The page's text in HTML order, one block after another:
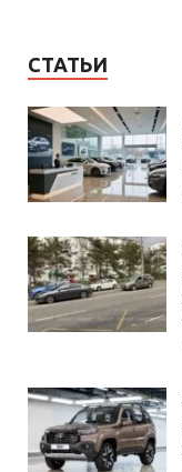
СТАТЬИ